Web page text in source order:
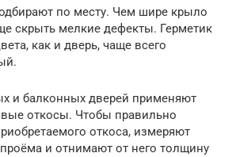
по месту. Чем шире крыло
скрыть мелкие дефекты. Герметик
как и дверь, чаще всего
и балконных дверей применяют
откосы. Чтобы правильно
откоса, измеряют
проёма и отнимают от него толщину